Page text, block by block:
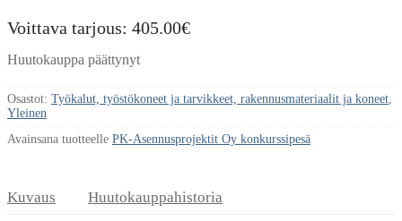
Voittava tarjous: 405.00€
Huutokauppa päättynyt
Osastot: Työkalut, työstökoneet ja tarvikkeet, rakennusmateriaalit ja koneet,
Yleinen
Avainsana tuotteelle PK-Asennusprojektit Oy konkurssipesä
Kuvaus Huutokauppahistoria